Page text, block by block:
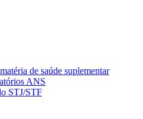
de saúde suplementar
ANS
STJ/STF